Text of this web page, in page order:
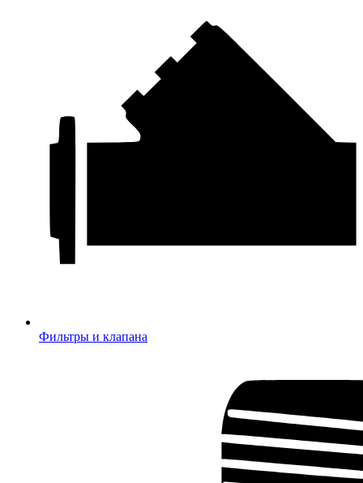
Фильтры и клапана